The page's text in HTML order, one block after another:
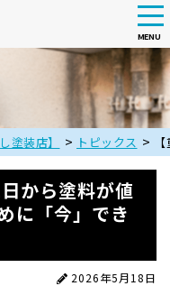
MENU
塗装店】 > トピックス >
から塗料が値
に「今」でき
2026年5月18日